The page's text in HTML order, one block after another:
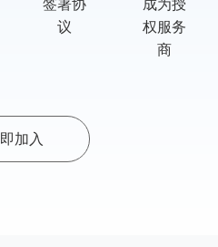
签署协
议
成为授
权服务
商
加入